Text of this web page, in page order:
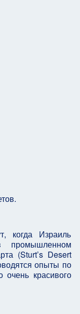
когда Израиль
промышленном
(Sturt’s Desert
опыты по
очень красивого